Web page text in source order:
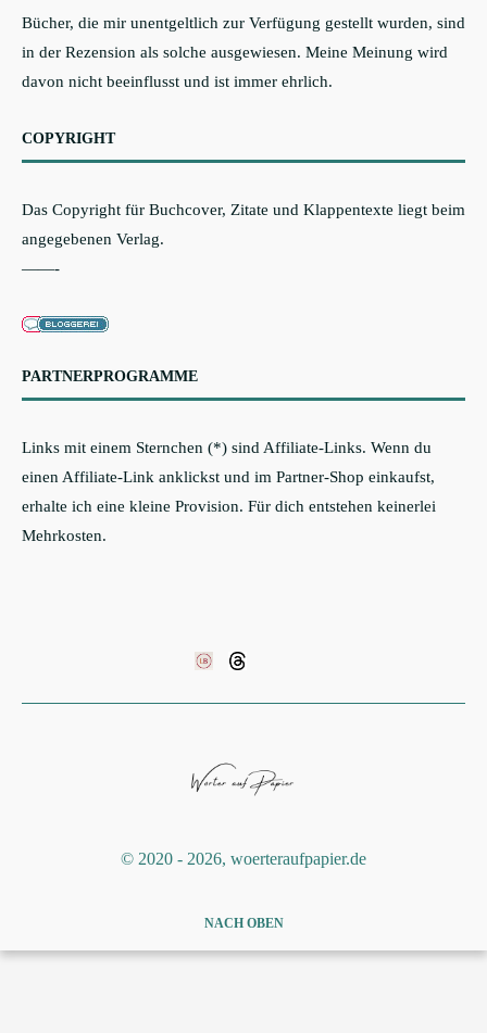
Bücher, die mir unentgeltlich zur Verfügung gestellt wurden, sind
in der Rezension als solche ausgewiesen. Meine Meinung wird
davon nicht beeinflusst und ist immer ehrlich.
COPYRIGHT
Das Copyright für Buchcover, Zitate und Klappentexte liegt beim
angegebenen Verlag.
——-
PARTNERPROGRAMME
Links mit einem Sternchen (*) sind Affiliate-Links. Wenn du
einen Affiliate-Link anklickst und im Partner-Shop einkaufst,
erhalte ich eine kleine Provision. Für dich entstehen keinerlei
Mehrkosten.
©️ 2020 - 2026, woerteraufpapier.de
NACH OBEN